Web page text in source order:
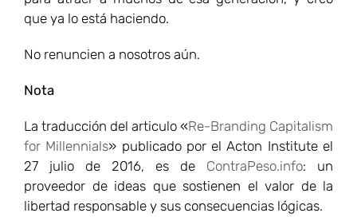
que ya lo está haciendo.
No renuncien a nosotros aún.
Nota
La traducción del articulo «Re-Branding Capitalism
for Millennials» publicado por el Acton Institute el
27 julio de 2016, es de ContraPeso.info: un
proveedor de ideas que sostienen el valor de la
libertad responsable y sus consecuencias lógicas.